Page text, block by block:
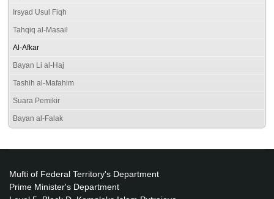
Irsyad Usul Fiqh
Tahqiq al-Masail
Al-Afkar
Bayan Li al-Haj
Tashih al-Mafahim
Suara Pemikir
Bayan al-Falak
Mufti of Federal Territory's Department
Prime Minister's Department